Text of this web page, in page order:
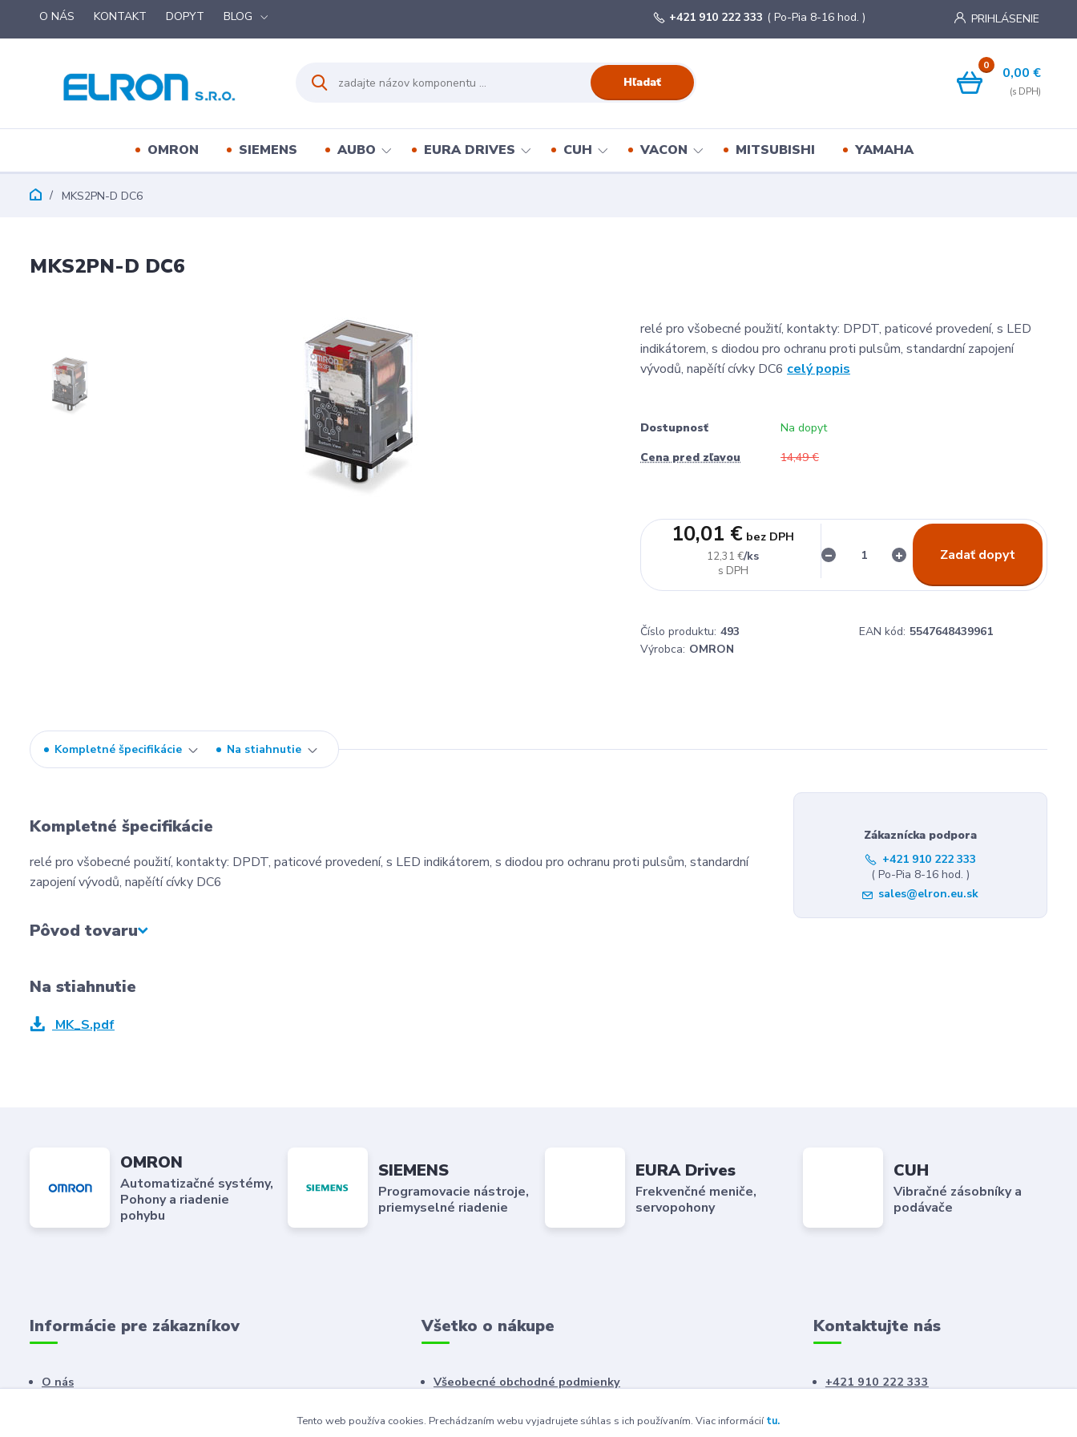
O NÁS KONTAKT DOPYT BLOG PRIHLÁSENIE
Hľadať
+421 910 222 333 ( Po-Pia 8-16 hod. )
0 0,00 €
OMRON SIEMENS AUBO EURA DRIVES CUH VACON MITSUBISHI YAMAHA
MKS2PN-D DC6
MKS2PN-D DC6
relé pro všobecné použití, kontakty: DPDT, paticové provedení, s LED
indikátorem, s diodou pro ochranu proti pulsům, standardní zapojení
vývodů, napěítí cívky DC6 celý popis
Dostupnosť
Na dopyt
Cena pred zľavou
14,49 €
12,31 €/ks
10,01 € bez DPH
Zadať dopyt
Číslo produktu: 493 EAN kód: 5547648439961
Výrobca: OMRON
Kompletné špecifikácie Na stiahnutie
Kompletné špecifikácie
relé pro všobecné použití, kontakty: DPDT, paticové provedení, s LED indikátorem, s diodou pro ochranu proti pulsům, standardní
zapojení vývodů, napěítí cívky DC6
Pôvod tovaru
Zákaznícka podpora
+421 910 222 333
( Po-Pia 8-16 hod. )
sales@elron.eu.sk
Na stiahnutie
MK_S.pdf
OMRON
Automatizačné systémy,
Pohony a riadenie
pohybu
SIEMENS
Programovacie nástroje,
priemyselné riadenie
EURA Drives
Frekvenčné meniče,
servopohony
CUH
Vibračné zásobníky a
podávače
Informácie pre zákazníkov
O nás
Všetko o nákupe
Všeobecné obchodné podmienky
Kontaktujte nás
+421 910 222 333
Tento web používa cookies. Prechádzaním webu vyjadrujete súhlas s ich používaním. Viac informáciítu.